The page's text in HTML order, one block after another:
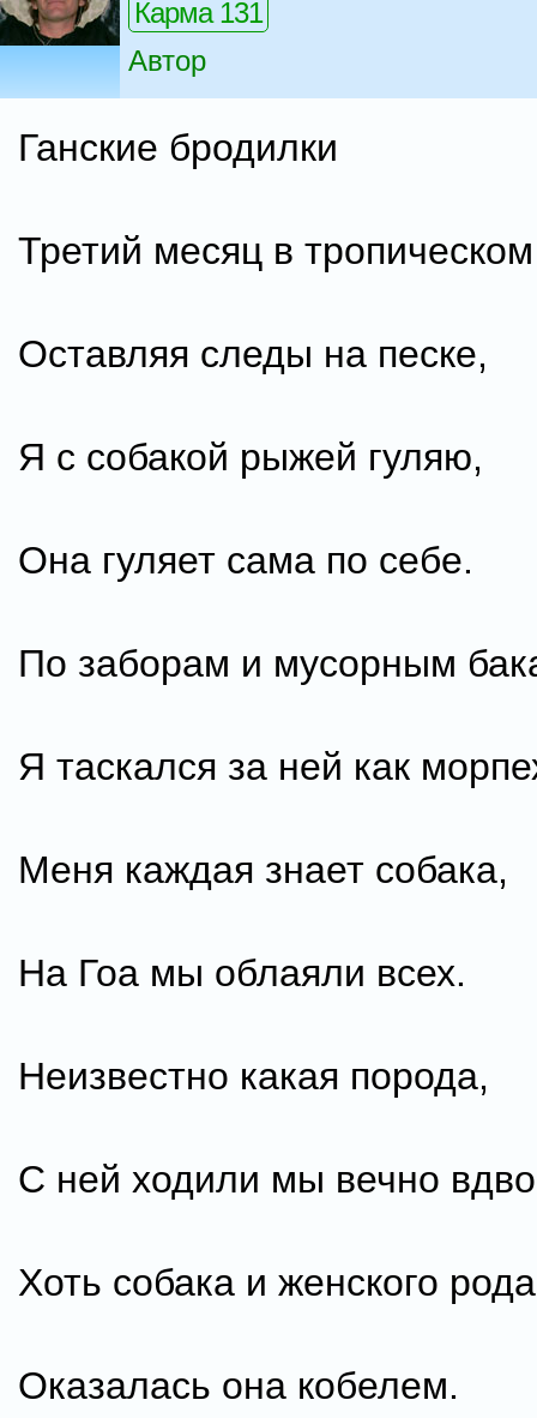
Карма 131
Автор
Ганские бродилки
Третий месяц в
Оставляя следы на песке,
Я с собакой рыжей гуляю,
Она гуляет сама по себе.
По заборам и мусорным
Я таскался за ней как
Меня каждая знает собака,
На Гоа мы облаяли всех.
Неизвестно какая порода,
С ней ходили мы вечно
Хоть собака и женского
Оказалась она кобелем.